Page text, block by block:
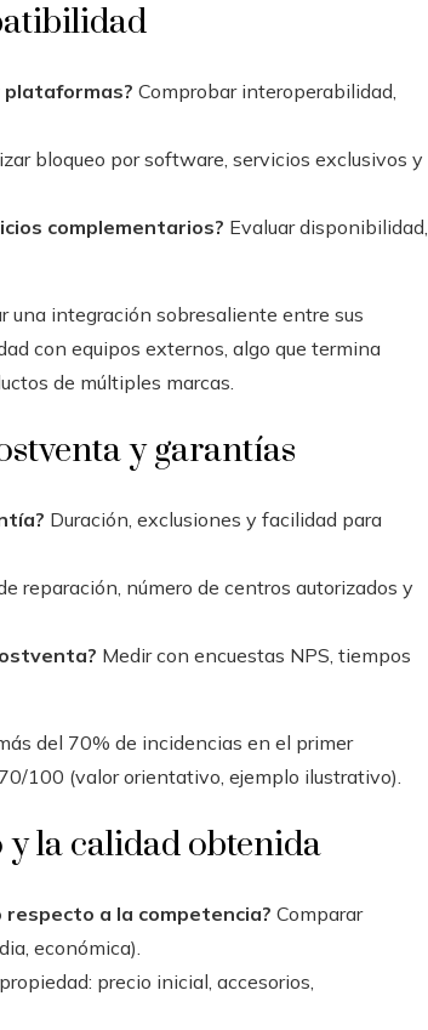
plataformas? Comprobar interoperabilidad,
bloqueo por software, servicios exclusivos y
complementarios? Evaluar disponibilidad,
una integración sobresaliente entre sus
con equipos externos, algo que termina
de múltiples marcas.
y garantías
Duración, exclusiones y facilidad para
reparación, número de centros autorizados y
Medir con encuestas NPS, tiempos
del 70% de incidencias en el primer
100 (valor orientativo, ejemplo ilustrativo).
y la calidad obtenida
respecto a la competencia? Comparar
económica).
precio inicial, accesorios,